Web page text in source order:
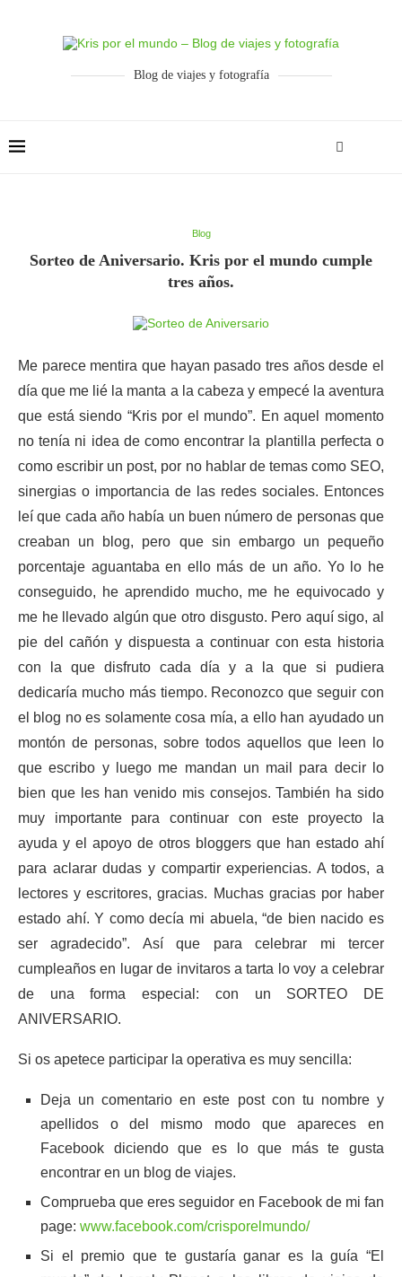
Blog de viajes y fotografía
Blog
Sorteo de Aniversario. Kris por el mundo cumple
tres años.
Me parece mentira que hayan pasado tres años desde el
día que me lié la manta a la cabeza y empecé la aventura
que está siendo “Kris por el mundo”. En aquel momento
no tenía ni idea de como encontrar la plantilla perfecta o
como escribir un post, por no hablar de temas como SEO,
sinergias o importancia de las redes sociales. Entonces
leí que cada año había un buen número de personas que
creaban un blog, pero que sin embargo un pequeño
porcentaje aguantaba en ello más de un año. Yo lo he
conseguido, he aprendido mucho, me he equivocado y
me he llevado algún que otro disgusto. Pero aquí sigo, al
pie del cañón y dispuesta a continuar con esta historia
con la que disfruto cada día y a la que si pudiera
dedicaría mucho más tiempo. Reconozco que seguir con
el blog no es solamente cosa mía, a ello han ayudado un
montón de personas, sobre todos aquellos que leen lo
que escribo y luego me mandan un mail para decir lo
bien que les han venido mis consejos. También ha sido
muy importante para continuar con este proyecto la
ayuda y el apoyo de otros bloggers que han estado ahí
para aclarar dudas y compartir experiencias. A todos, a
lectores y escritores, gracias. Muchas gracias por haber
estado ahí. Y como decía mi abuela, “de bien nacido es
ser agradecido”. Así que para celebrar mi tercer
cumpleaños en lugar de invitaros a tarta lo voy a celebrar
de una forma especial: con un SORTEO DE
ANIVERSARIO.
Si os apetece participar la operativa es muy sencilla:
Deja un comentario en este post con tu nombre y
apellidos o del mismo modo que apareces en
Facebook diciendo que es lo que más te gusta
encontrar en un blog de viajes.
Comprueba que eres seguidor en Facebook de mi fan
page: www.facebook.com/crisporelmundo/
Si el premio que te gustaría ganar es la guía “El